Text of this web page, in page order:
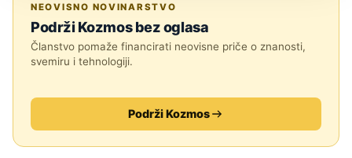
NEOVISNO NOVINARSTVO
Podrži Kozmos bez oglasa
Članstvo pomaže financirati neovisne priče o znanosti,
svemiru i tehnologiji.
Podrži Kozmos